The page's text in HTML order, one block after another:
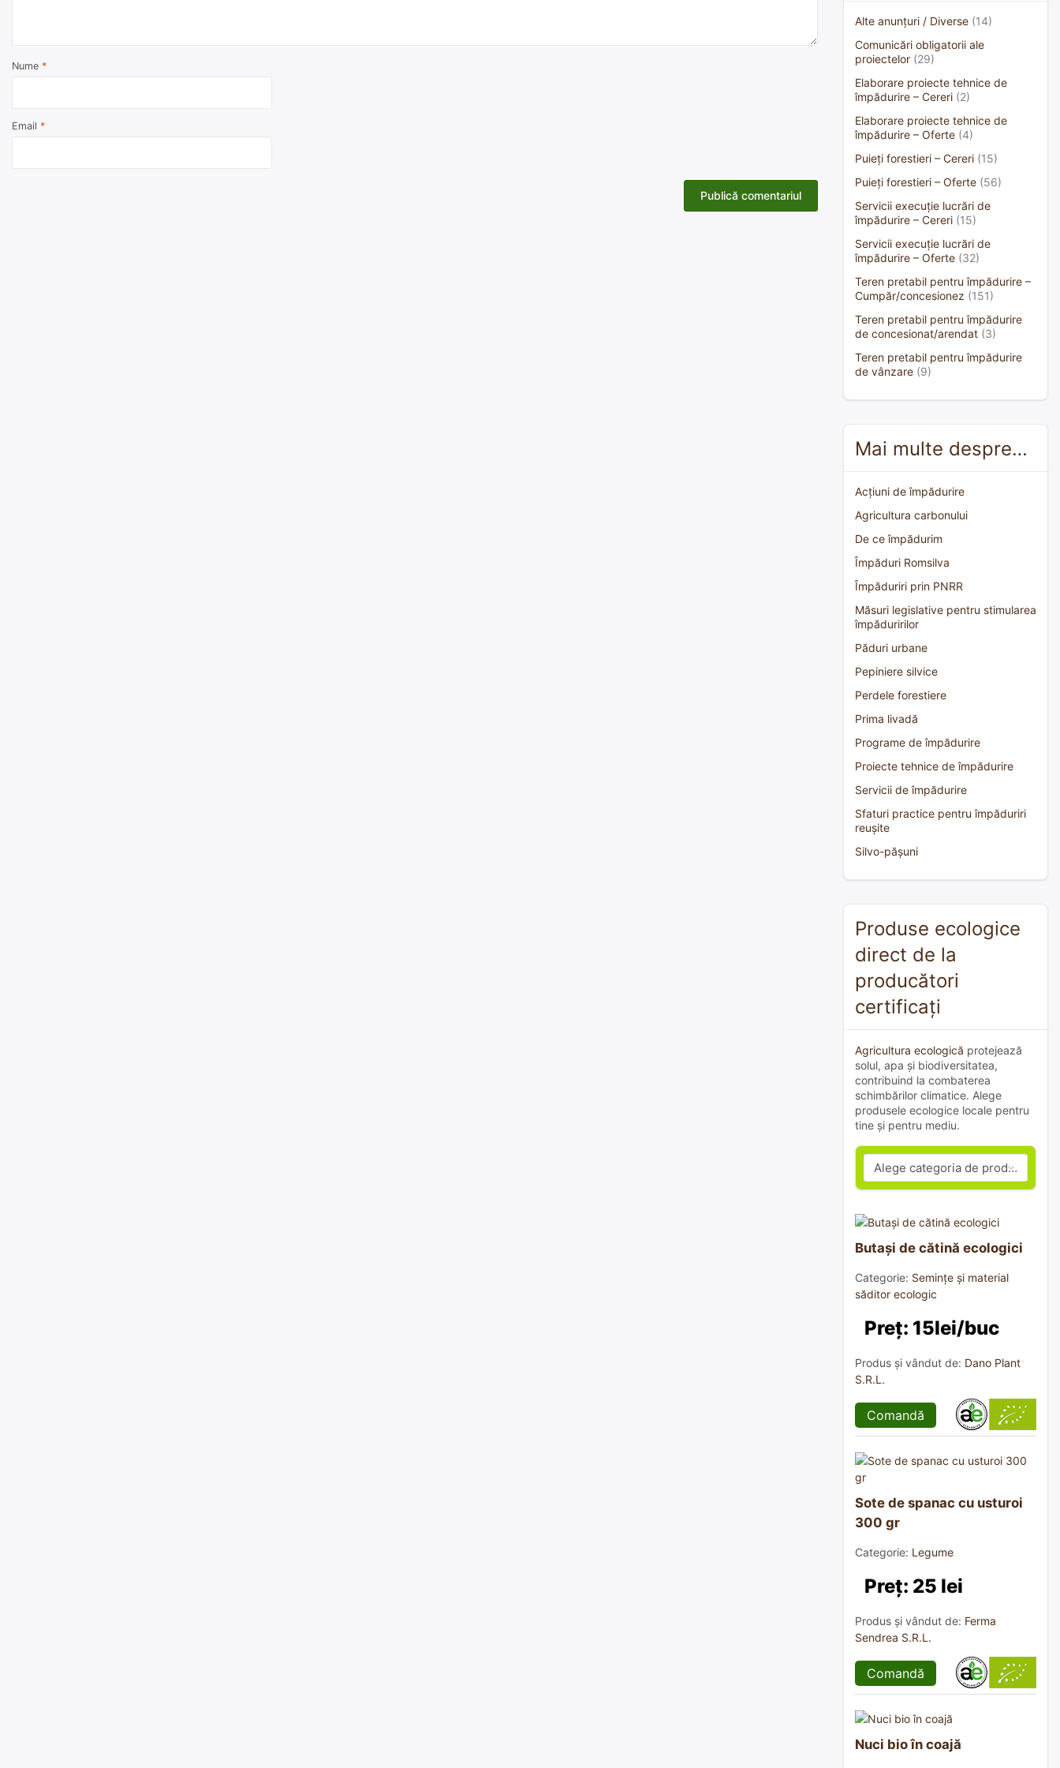
Nume *
Email *
Alte anunțuri / Diverse (14)
Comunicări obligatorii ale
proiectelor (29)
Elaborare proiecte tehnice de
împădurire – Cereri (2)
Elaborare proiecte tehnice de
împădurire – Oferte (4)
Puieți forestieri – Cereri (15)
Puieți forestieri – Oferte (56)
Servicii execuție lucrări de
împădurire – Cereri (15)
Servicii execuție lucrări de
împădurire – Oferte (32)
Teren pretabil pentru împădurire –
Cumpăr/concesionez (151)
Teren pretabil pentru împădurire
de concesionat/arendat (3)
Teren pretabil pentru împădurire
de vânzare (9)
Mai multe despre…
Acțiuni de împădurire
Agricultura carbonului
De ce împădurim
Împăduri Romsilva
Împăduriri prin PNRR
Măsuri legislative pentru stimularea
împăduririlor
Păduri urbane
Pepiniere silvice
Perdele forestiere
Prima livadă
Programe de împădurire
Proiecte tehnice de împădurire
Servicii de împădurire
Sfaturi practice pentru împăduriri
reușite
Silvo-pășuni
Produse ecologice
direct de la
producători
certificați
Agricultura ecologică protejează
solul, apa și biodiversitatea,
contribuind la combaterea
schimbărilor climatice. Alege
produsele ecologice locale pentru
tine și pentru mediu.
Butași de cătină ecologici
Categorie: Semințe și material
săditor ecologic
Preț: 15lei/buc
Produs și vândut de: Dano Plant
S.R.L.
Comandă
Sote de spanac cu usturoi
300 gr
Categorie: Legume
Preț: 25 lei
Produs și vândut de: Ferma
Sendrea S.R.L.
Comandă
Nuci bio în coajă